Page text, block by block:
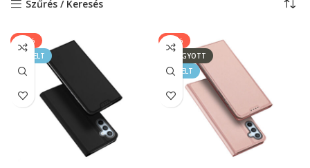
Szűrés / Keresés
-17%
KIEMELT
-17%
ELFOGYOTT
KIEMELT